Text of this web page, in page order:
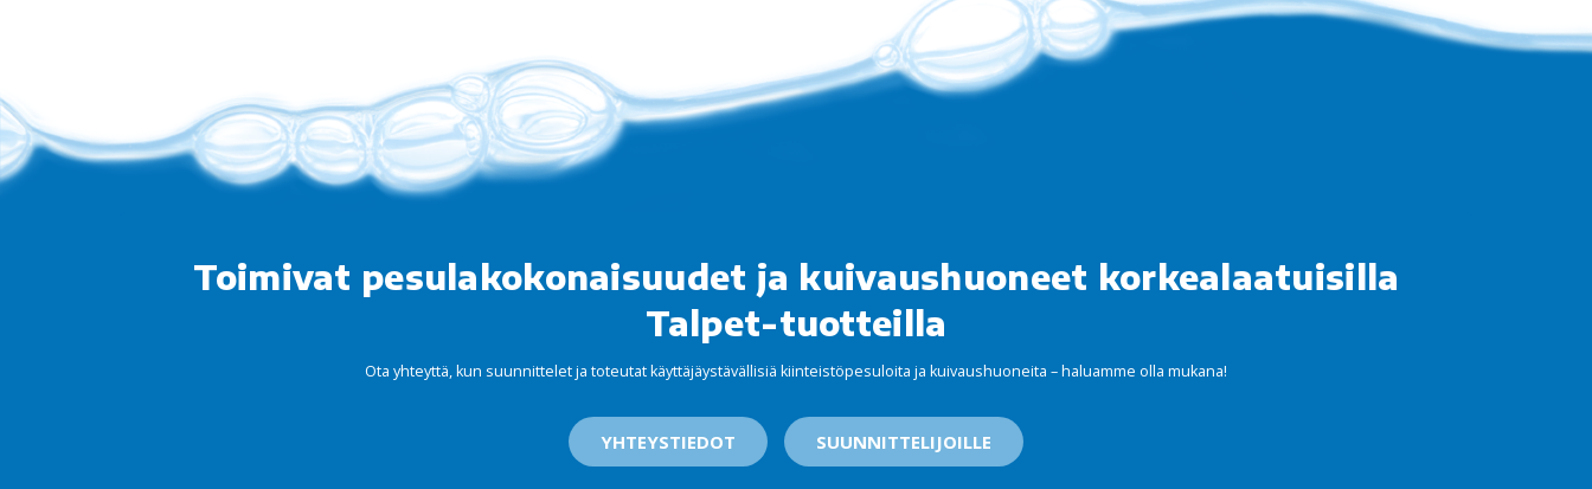
Toimivat pesulakokonaisuudet ja kuivaushuoneet korkealaatuisilla
Talpet-tuotteilla
Ota yhteyttä, kun suunnittelet ja toteutat käyttäjäystävällisiä kiinteistöpesuloita ja kuivaushuoneita – haluamme olla mukana!
YHTEYSTIEDOT SUUNNITTELIJOILLE